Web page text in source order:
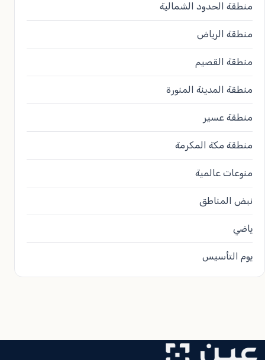
منطقة الحدود الشمالية
منطقة الرياض
منطقة القصيم
منطقة المدينة المنورة
منطقة عسير
منطقة مكة المكرمة
منوعات عالمية
نبض المناطق
ياضي
يوم التأسيس